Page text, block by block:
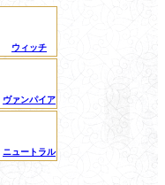
ウィッチ
ヴァンパイア
ニュートラル